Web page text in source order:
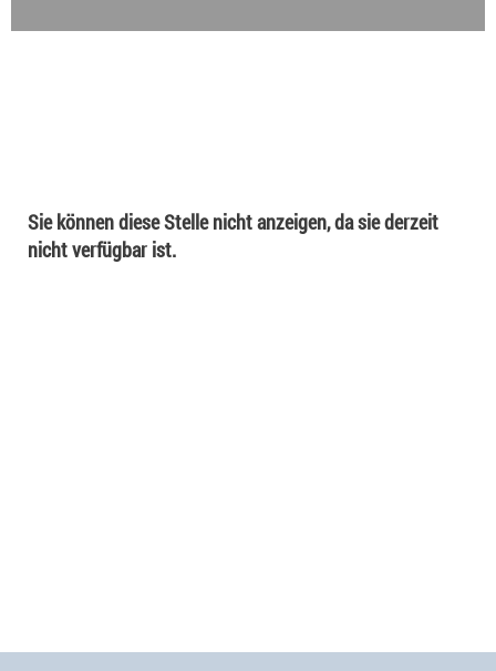
Sie können diese Stelle nicht anzeigen, da sie derzeit
nicht verfügbar ist.